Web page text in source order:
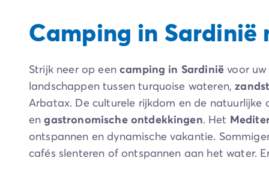
Camping Lombardije
Camping Gardameer
Camping Lago Maggiore
Camping Puglia
Camping Sardinië
Camping Florence
Camping Montescudaio
Camping Venetië
Camping in Sardinië
Strijk neer op eencamping in Sardinië voor
landschappen tussen turquoise wateren,
Arbatax. De culturele rijkdom en de
engastronomische ontdekkingen. Het
ontspannen en dynamische vakantie.
cafés slenteren of ontspannen aan het water.